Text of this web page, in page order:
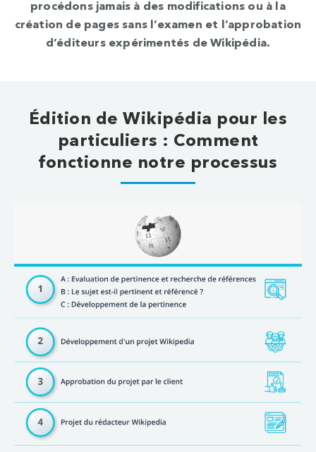
procédons jamais à des modifications ou à la
création de pages sans l’examen et l’approbation
d’éditeurs expérimentés de Wikipédia.
Édition de Wikipédia pour les
particuliers : Comment
fonctionne notre processus